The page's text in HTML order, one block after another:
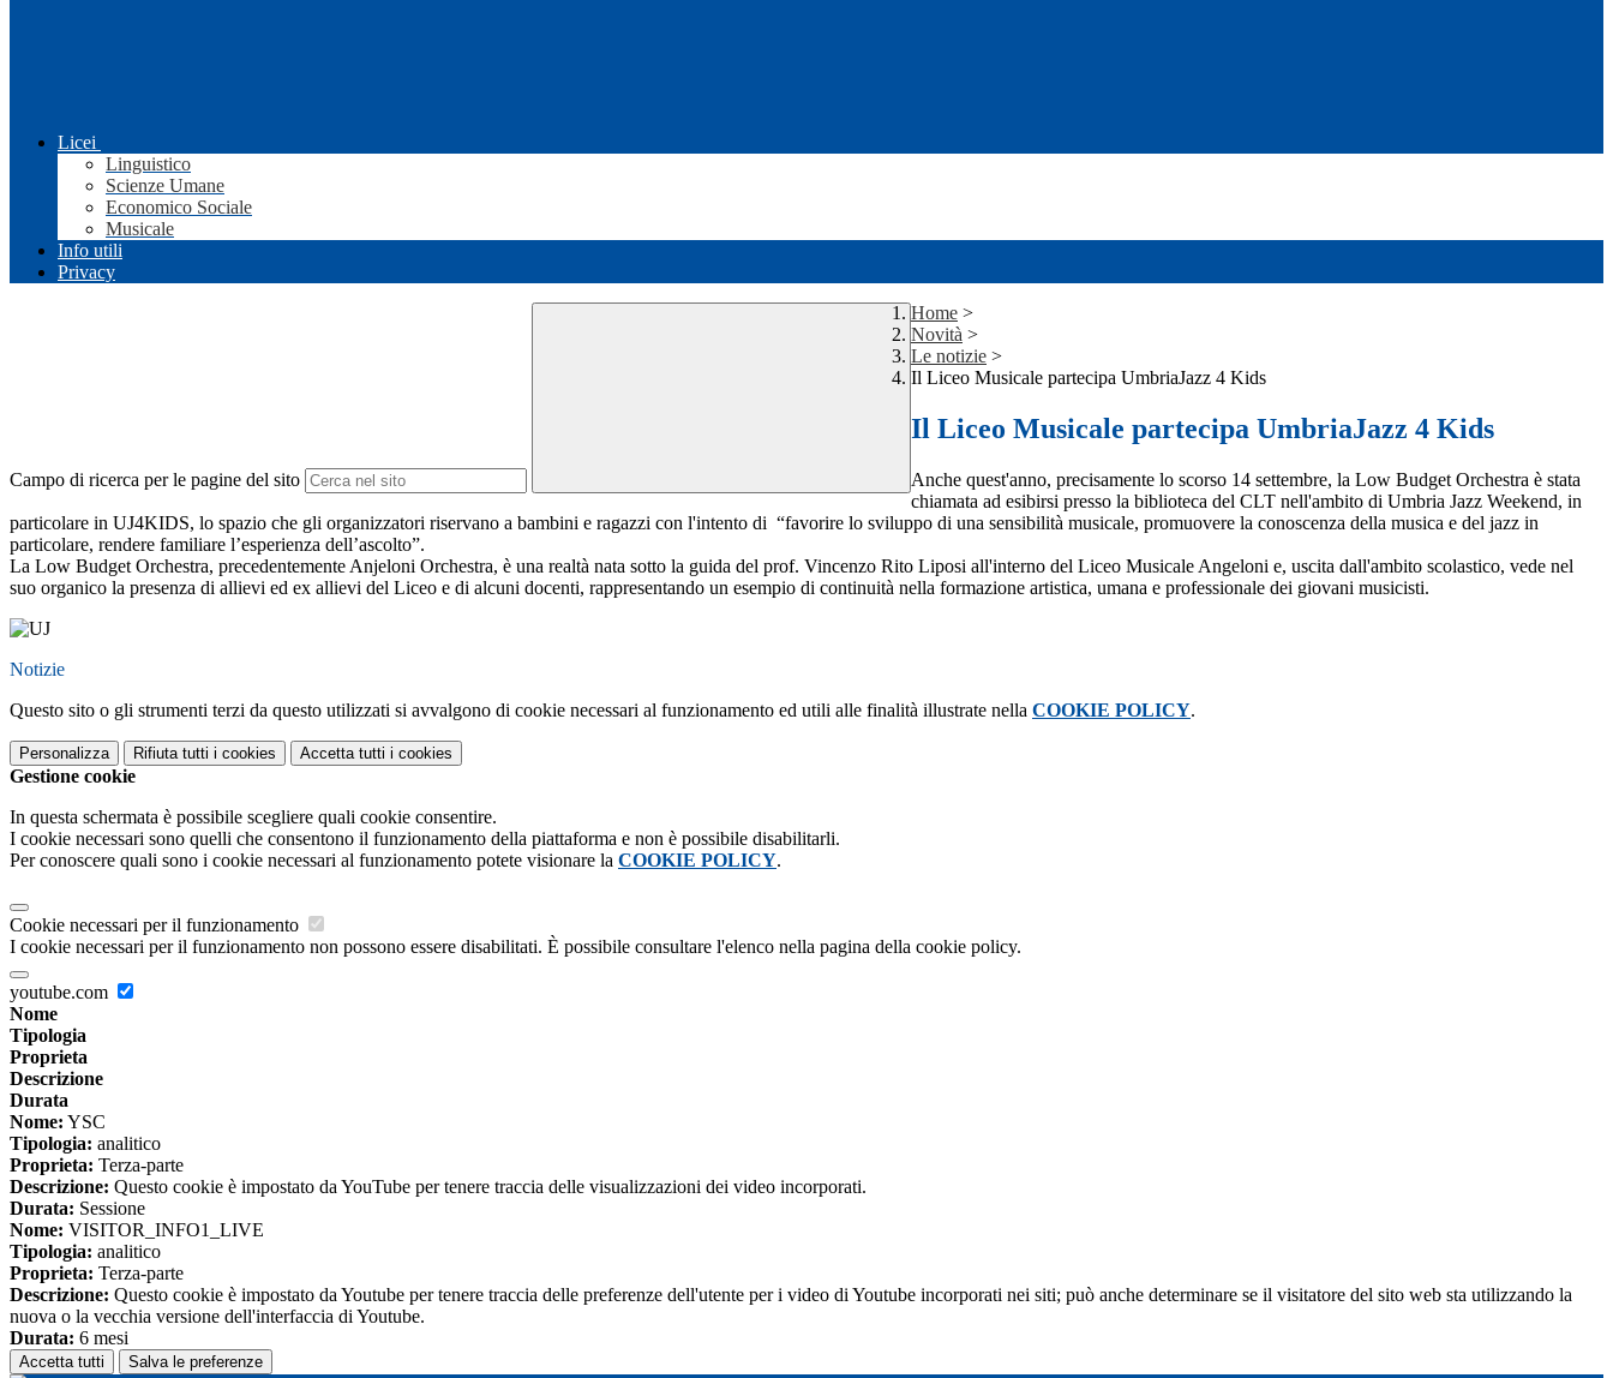
Licei
Linguistico
Scienze Umane
Economico Sociale
Musicale
Info utili
Privacy
Campo di ricerca per le pagine del sito
Home >
Novità >
Le notizie >
Il Liceo Musicale partecipa UmbriaJazz 4 Kids
Il Liceo Musicale partecipa UmbriaJazz 4 Kids
Anche quest'anno, precisamente lo scorso 14 settembre, la Low Budget Orchestra è stata
chiamata ad esibirsi presso la biblioteca del CLT nell'ambito di Umbria Jazz Weekend, in
particolare in UJ4KIDS, lo spazio che gli organizzatori riservano a bambini e ragazzi con l'intento di “favorire lo sviluppo di una sensibilità musicale, promuovere la conoscenza della musica e del jazz in
particolare, rendere familiare l’esperienza dell’ascolto”.
La Low Budget Orchestra, precedentemente Anjeloni Orchestra, è una realtà nata sotto la guida del prof. Vincenzo Rito Liposi all'interno del Liceo Musicale Angeloni e, uscita dall'ambito scolastico, vede nel
suo organico la presenza di allievi ed ex allievi del Liceo e di alcuni docenti, rappresentando un esempio di continuità nella formazione artistica, umana e professionale dei giovani musicisti.
Notizie
Questo sito o gli strumenti terzi da questo utilizzati si avvalgono di cookie necessari al funzionamento ed utili alle finalità illustrate nella COOKIE POLICY.
Personalizza Rifiuta tutti i cookies Accetta tutti i cookies
Gestione cookie
In questa schermata è possibile scegliere quali cookie consentire.
I cookie necessari sono quelli che consentono il funzionamento della piattaforma e non è possibile disabilitarli.
Per conoscere quali sono i cookie necessari al funzionamento potete visionare la COOKIE POLICY.
Cookie necessari per il funzionamento
I cookie necessari per il funzionamento non possono essere disabilitati. È possibile consultare l'elenco nella pagina della cookie policy.
youtube.com
Nome
Tipologia
Proprieta
Descrizione
Durata
Nome: YSC
Tipologia: analitico
Proprieta: Terza-parte
Descrizione: Questo cookie è impostato da YouTube per tenere traccia delle visualizzazioni dei video incorporati.
Durata: Sessione
Nome: VISITOR_INFO1_LIVE
Tipologia: analitico
Proprieta: Terza-parte
Descrizione: Questo cookie è impostato da Youtube per tenere traccia delle preferenze dell'utente per i video di Youtube incorporati nei siti; può anche determinare se il visitatore del sito web sta utilizzando la
nuova o la vecchia versione dell'interfaccia di Youtube.
Durata: 6 mesi
Accetta tutti Salva le preferenze